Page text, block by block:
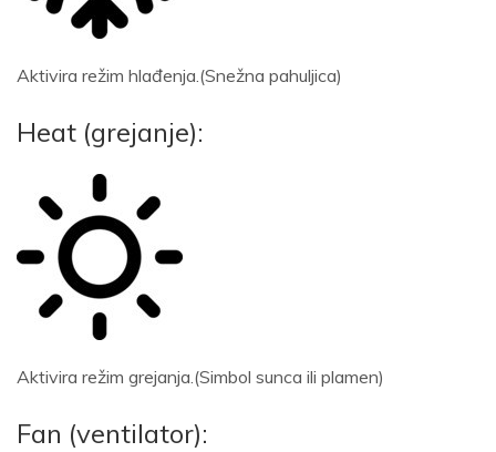
Aktivira režim hlađenja.(Snežna pahuljica)
Heat (grejanje):
Aktivira režim grejanja.(Simbol sunca ili plamen)
Fan (ventilator):